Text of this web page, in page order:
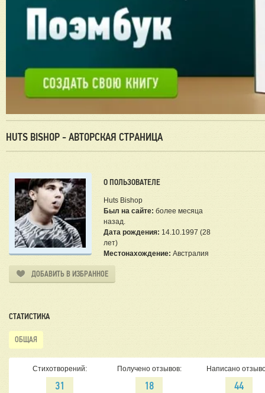
HUTS BISHOP - АВТОРСКАЯ СТРАНИЦА
О ПОЛЬЗОВАТЕЛЕ
Huts Bishop
Был на сайте: более месяца
назад.
Дата рождения: 14.10.1997 (28
лет)
Местонахождение: Австралия
ДОБАВИТЬ В ИЗБРАННОЕ
СТАТИСТИКА
ОБЩАЯ
Стихотворений:
31
Получено отзывов:
18
Написано
44